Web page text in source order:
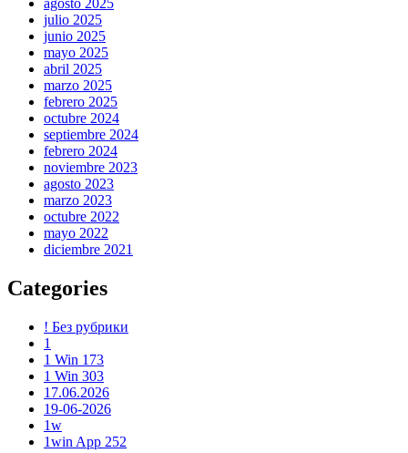
julio 2025
junio 2025
mayo 2025
abril 2025
marzo 2025
febrero 2025
octubre 2024
septiembre 2024
febrero 2024
noviembre 2023
agosto 2023
marzo 2023
octubre 2022
mayo 2022
diciembre 2021
Categories
! Без рубрики
1
1 Win 173
1 Win 303
17.06.2026
19-06-2026
1w
1win App 252